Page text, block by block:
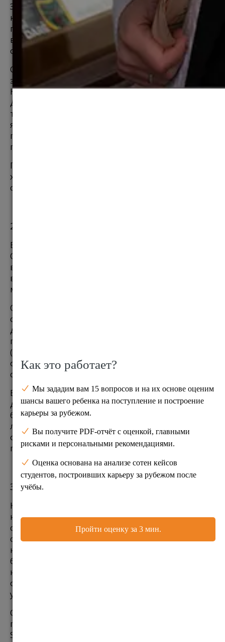
За 10+ лет жизни и ведения бизнеса в UK, я ни разу
не ощущала на себе давления налоговой,
полиции, пожарников или других исполнителей
власти. А общение с ними, даже с налоговой,
оставляет ощущение, что они работают для меня.
Однако, если что-то пошло не так, обретение
законности может быть дорогим упражнением.
Несколько лет назад моей компанией управлял
Директор, который вывел из бизнеса десятки
тысяч фунтов. Потратив почти £40000 на юристов,
я оставила попытку обрести справедливость,
поскольку доведение дела до Суда требовало
потратить еще больше.
Поэтому в UK лучше сразу инвестировать в
хорошего юриста и бухгалтера, чтобы обезопасить
себя от дорогих ошибок.
2. Школьное образование
В Англии я успела пожить в 4 городах: Лондон,
Оксфорд, Рединг и Хенли. И в часе от моего дома
во всех из них, я могу насчитать до 10 школ,
входящих в состав лучших, не только в UK, но и в
мире.
Однако, сильные британские школы - частные, и
стоимость учебы в них составляет около £25000
для дневных и доходит до £50000 в год - в
пансионах. Есть сильные государственные
(бесплатные) школы, однако качество
образования в них может быть ниже, чем в
среднестатистической школе у вас в городе.
В Британии  можно дать отличное образование
детям за счет государства, но этот проект станет
большой работой для родителей. Выбирая школу,
лучше оценить бюджет на годы вперед и если он
ограничен, рассмотреть вариант объединения
государственного и частного образования.
3. Здравоохранение
Несколько лет назад моя семья столкнулась с
необходимостью серьезной операции. В США ее
стоимость составила бы сумму, ради которой, нам,
скорее всего, пришлось бы продавать
недвижимость. В UK, где здравоохранение
бесплатно, с нами за счет бюджета в течение
нескольких месяцев работали лучшие в своей
области врачи. В тот год я с благодарностью
уплачивала налоги.
Однако, я часто слышу в новостях и от знакомых
про длинные очереди в NHS (National Health
Service). У меня сложилось ощущение, что если